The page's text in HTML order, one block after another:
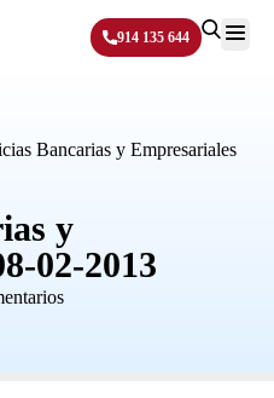
914 135 644
Bancarias y Empresariales
y
02-2013